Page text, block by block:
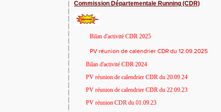
Commission Départementale Running (CDR)
Bilan d'activité CDR 2025
PV réunion de calendrier CDR du 12.09.2025
Bilan d'activité CDR 2024
PV réunion de calendrier CDR du 20.09.24
PV réunion de calendrier CDR du 22.09.23
PV réunion CDR du 01.09.23